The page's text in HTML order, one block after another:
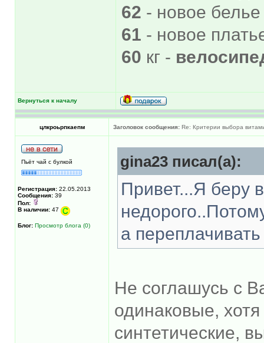
62 - новое белье
61 - новое
60 кг -
Вернуться к началу
цлкроьрпкаепм Заголовок сообщения: Re: Критерии выбора
Пьёт чай с булкой
Регистрация: 22.05.2013
Сообщения: 39
Пол:
В наличии: 47
Блог: Просмотр блога (0)
gina23 писал(а):
Привет...Я беру
а
Не соглашусь с
одинаковые,
синтетические,